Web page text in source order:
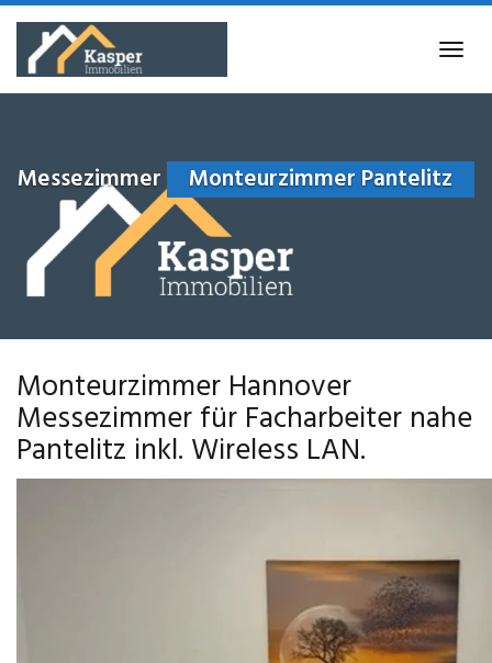
Skip
main
Messezimmer Monteurzimmer Pantelitz
Monteurzimmer Hannover
Messezimmer für Facharbeiter nahe
Pantelitz inkl. Wireless LAN.